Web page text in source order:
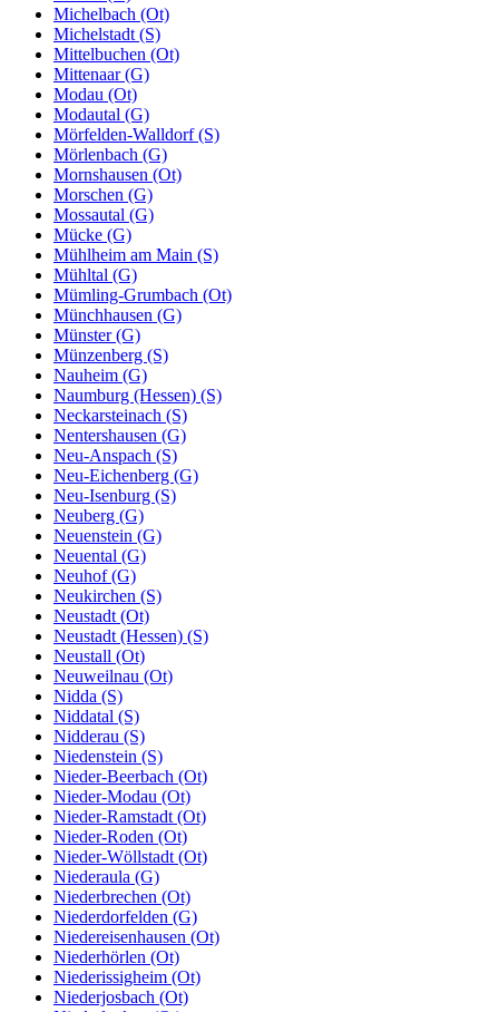
Michelbach (Ot)
Michelstadt (S)
Mittelbuchen (Ot)
Mittenaar (G)
Modau (Ot)
Modautal (G)
Mörfelden-Walldorf (S)
Mörlenbach (G)
Mornshausen (Ot)
Morschen (G)
Mossautal (G)
Mücke (G)
Mühlheim am Main (S)
Mühltal (G)
Mümling-Grumbach (Ot)
Münchhausen (G)
Münster (G)
Münzenberg (S)
Nauheim (G)
Naumburg (Hessen) (S)
Neckarsteinach (S)
Nentershausen (G)
Neu-Anspach (S)
Neu-Eichenberg (G)
Neu-Isenburg (S)
Neuberg (G)
Neuenstein (G)
Neuental (G)
Neuhof (G)
Neukirchen (S)
Neustadt (Ot)
Neustadt (Hessen) (S)
Neustall (Ot)
Neuweilnau (Ot)
Nidda (S)
Niddatal (S)
Nidderau (S)
Niedenstein (S)
Nieder-Beerbach (Ot)
Nieder-Modau (Ot)
Nieder-Ramstadt (Ot)
Nieder-Roden (Ot)
Nieder-Wöllstadt (Ot)
Niederaula (G)
Niederbrechen (Ot)
Niederdorfelden (G)
Niedereisenhausen (Ot)
Niederhörlen (Ot)
Niederissigheim (Ot)
Niederjosbach (Ot)